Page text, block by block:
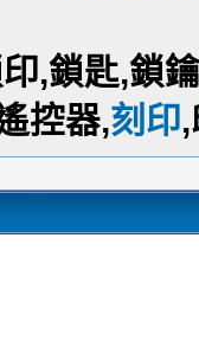
,鎖匙,鎖
控器,刻印